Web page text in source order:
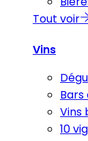
Tout voir
Vins
Bars
Vins
10